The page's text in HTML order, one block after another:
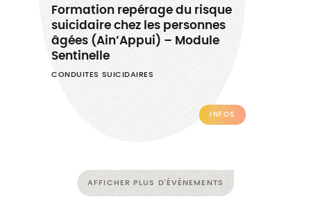
Formation repérage du risque
suicidaire chez les personnes
âgées (Ain’Appui) – Module
Sentinelle
CONDUITES SUICIDAIRES
INFOS
AFFICHER PLUS D'ÉVÈNEMENTS